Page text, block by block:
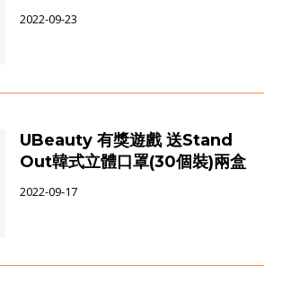
2022-09-23
UBeauty 有獎遊戲 送Stand
Out韓式立體口罩(30個裝)兩盒
2022-09-17